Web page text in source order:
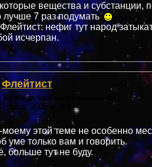
вещества и субстанции,
лучше 7 раз подумать
нефиг тут народ
исчерпан.
Флейтист
Бригада злобных киноманов
October, 2005 в 19:49
моему этой теме не особенно
уме только вам и говорить.
больше тут не буду.